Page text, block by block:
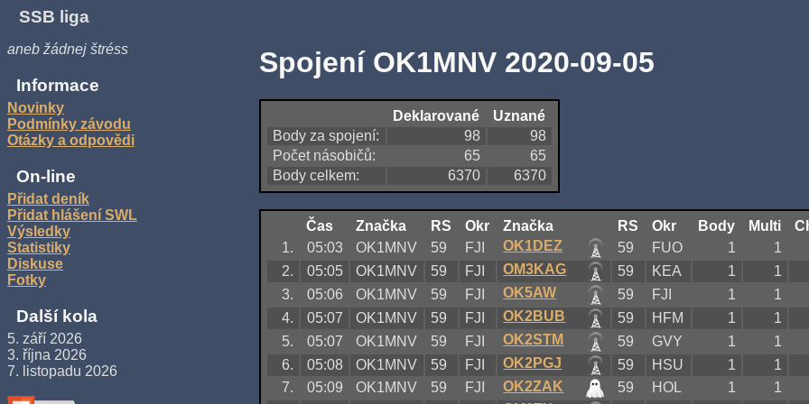
SSB liga
aneb žádnej štréss
Informace
Novinky
Podmínky závodu
Otázky a odpovědi
On-line
Přidat deník
Přidat hlášení SWL
Výsledky
Statistiky
Diskuse
Fotky
Další kola
5. září 2026
3. října 2026
7. listopadu 2026
Spojení OK1MNV 2020-09-05
Deklarované
Uznané
Body za spojení:
98
98
Počet násobičů:
65
65
Body celkem:
6370 6370
Čas Značka RS Okr Značka RS Okr Body Multi
1.
05:03 OK1MNV 59 FJI OK1DEZ 59 FUO 1
1
2.
05:05 OK1MNV 59 FJI OM3KAG 59 KEA 1
1
3.
05:06 OK1MNV 59 FJI OK5AW 59 FJI 1
1
4.
05:07 OK1MNV 59 FJI OK2BUB 59 HFM 1
1
5.
05:07 OK1MNV 59 FJI OK2STM 59 GVY 1
1
6.
05:08 OK1MNV 59 FJI OK2PGJ 59 HSU 1
1
7.
05:09 OK1MNV 59 FJI OK2ZAK 59 HOL 1
1